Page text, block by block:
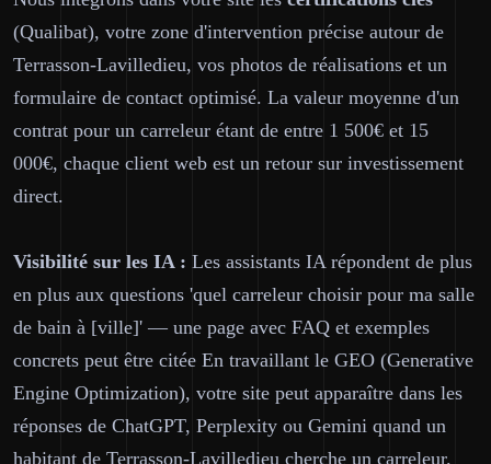
(Qualibat), votre zone d'intervention précise autour de
Terrasson-Lavilledieu, vos photos de réalisations et un
formulaire de contact optimisé. La valeur moyenne d'un
contrat pour un carreleur étant de entre 1 500€ et 15
000€, chaque client web est un retour sur investissement
direct.
Visibilité sur les IA : Les assistants IA répondent de plus
en plus aux questions 'quel carreleur choisir pour ma salle
de bain à [ville]' — une page avec FAQ et exemples
concrets peut être citée En travaillant le GEO (Generative
Engine Optimization), votre site peut apparaître dans les
réponses de ChatGPT, Perplexity ou Gemini quand un
habitant de Terrasson-Lavilledieu cherche un carreleur.